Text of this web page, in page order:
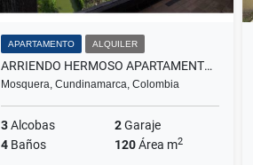
APARTAMENTO ALQUILER
ARRIENDO HERMOSO APARTAMENTO EN RESERVA DEL SOL MOSQUERA
Mosquera, Cundinamarca, Colombia
3Alcobas 2Garaje
4 Baños 120Área m2